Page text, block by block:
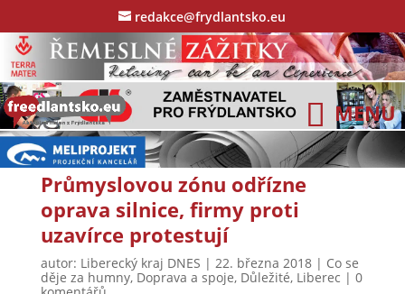
redakce@frydlantsko.eu
Průmyslovou zónu odřízne
oprava silnice, firmy proti
uzavírce protestují
autor: Liberecký kraj DNES | 22. března 2018| Co se
děje za humny, Doprava a spoje, Důležité, Liberec | 0